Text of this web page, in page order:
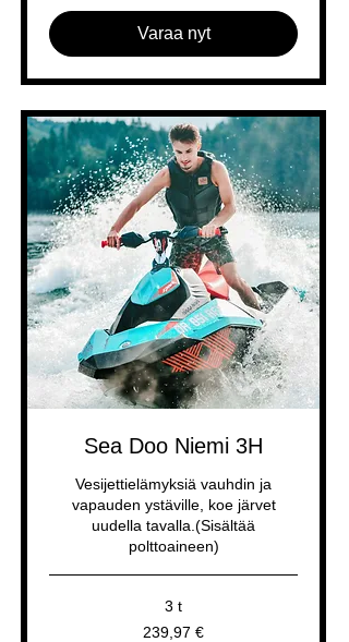
Varaa nyt
Sea Doo Niemi 3H
Vesijettielämyksiä vauhdin ja
vapauden ystäville, koe järvet
uudella tavalla.(Sisältää
polttoaineen)
3 t
239,97 €